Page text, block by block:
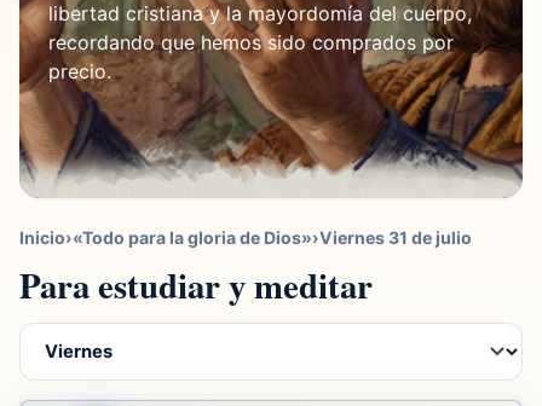
libertad cristiana y la mayordomía del cuerpo,
recordando que hemos sido comprados por
precio.
Inicio›«Todo para la gloria de Dios»›Viernes 31 de julio
Para estudiar y meditar